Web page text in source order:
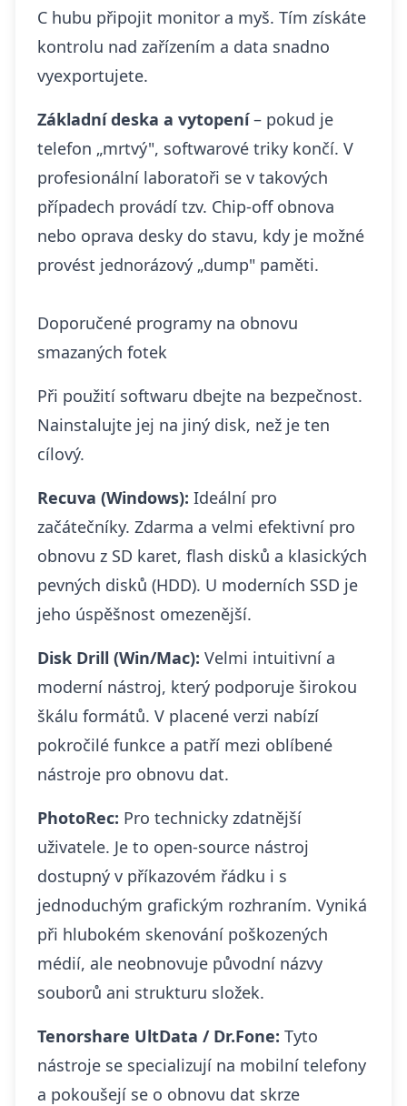
C hubu připojit monitor a myš. Tím získáte
kontrolu nad zařízením a data snadno
vyexportujete.
Základní deska a vytopení– pokud je
telefon „mrtvý", softwarové triky končí. V
profesionální laboratoři se v takových
případech provádí tzv. Chip-off obnova
nebo oprava desky do stavu, kdy je možné
provést jednorázový „dump" paměti.
Doporučené programy na obnovu
smazaných fotek
Při použití softwaru dbejte na bezpečnost.
Nainstalujte jej na jiný disk, než je ten
cílový.
Recuva (Windows): Ideální pro
začátečníky. Zdarma a velmi efektivní pro
obnovu z SD karet, flash disků a klasických
pevných disků (HDD). U moderních SSD je
jeho úspěšnost omezenější.
Disk Drill (Win/Mac): Velmi intuitivní a
moderní nástroj, který podporuje širokou
škálu formátů. V placené verzi nabízí
pokročilé funkce a patří mezi oblíbené
nástroje pro obnovu dat.
PhotoRec: Pro technicky zdatnější
uživatele. Je to open-source nástroj
dostupný v příkazovém řádku i s
jednoduchým grafickým rozhraním. Vyniká
při hlubokém skenování poškozených
médií, ale neobnovuje původní názvy
souborů ani strukturu složek.
Tenorshare UltData / Dr.Fone: Tyto
nástroje se specializují na mobilní telefony
a pokoušejí se o obnovu dat skrze